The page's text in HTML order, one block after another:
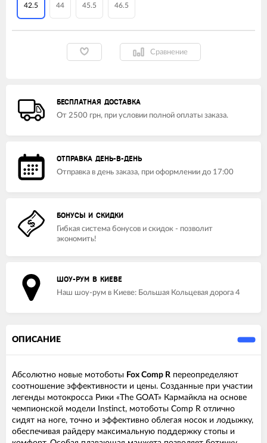
42.5 44 45.5 46.5
Сравнение
БЕСПЛАТНАЯ ДОСТАВКА
От 2500 грн, при условии полной оплаты заказа.
ОТПРАВКА ДЕНЬ-В-ДЕНЬ
Отправка в день заказа, при оформлении до 17:00
БОНУСЫ И СКИДКИ
Гибкая система бонусов и скидок - позволит
экономить!
ШОУ-РУМ В КИЕВЕ
Наш шоу-рум в Киеве: Большая Кольцевая дорога 4
ОПИСАНИЕ
Абсолютно новые мотоботы Fox Comp R переопределяют
соотношение эффективности и цены. Созданные при участии
легенды мотокросса Рики «The GOAT» Кармайкла на основе
чемпионской модели Instinct, мотоботы Comp R отлично
сидят на ноге, точно и эффективно облегая носок и лодыжку,
обеспечивая райдеру максимальную поддержку стопы и